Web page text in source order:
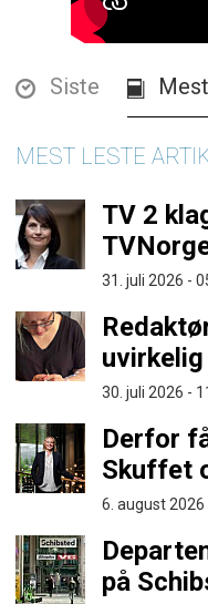
Siste
MEST LESTE
TV 2
31. juli 2026 -
uvirkelig
30. juli 2026 -
Derfor
Skuffet
6. august 2026
på